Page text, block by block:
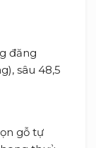
đăng
sâu 48,5
gỗ tự